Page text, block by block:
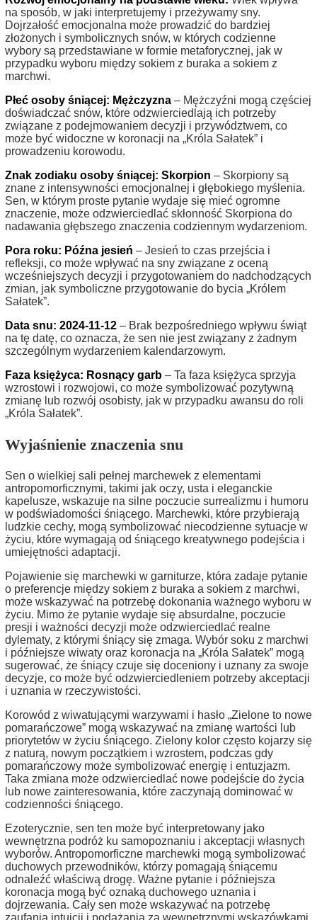
na sposób, w jaki interpretujemy i przeżywamy sny.
Dojrzałość emocjonalna może prowadzić do bardziej
złożonych i symbolicznych snów, w których codzienne
wybory są przedstawiane w formie metaforycznej, jak w
przypadku wyboru między sokiem z buraka a sokiem z
marchwi.
Płeć osoby śniącej: Mężczyzna – Mężczyźni mogą częściej
doświadczać snów, które odzwierciedlają ich potrzeby
związane z podejmowaniem decyzji i przywództwem, co
może być widoczne w koronacji na „Króla Sałatek” i
prowadzeniu korowodu.
Znak zodiaku osoby śniącej: Skorpion – Skorpiony są
znane z intensywności emocjonalnej i głębokiego myślenia.
Sen, w którym proste pytanie wydaje się mieć ogromne
znaczenie, może odzwierciedlać skłonność Skorpiona do
nadawania głębszego znaczenia codziennym wydarzeniom.
Pora roku: Późna jesień – Jesień to czas przejścia i
refleksji, co może wpływać na sny związane z oceną
wcześniejszych decyzji i przygotowaniem do nadchodzących
zmian, jak symboliczne przygotowanie do bycia „Królem
Sałatek”.
Data snu: 2024-11-12 – Brak bezpośredniego wpływu świąt
na tę datę, co oznacza, że sen nie jest związany z żadnym
szczególnym wydarzeniem kalendarzowym.
Faza księżyca: Rosnący garb – Ta faza księżyca sprzyja
wzrostowi i rozwojowi, co może symbolizować pozytywną
zmianę lub rozwój osobisty, jak w przypadku awansu do roli
„Króla Sałatek”.
Wyjaśnienie znaczenia snu
Sen o wielkiej sali pełnej marchewek z elementami
antropomorficznymi, takimi jak oczy, usta i eleganckie
kapelusze, wskazuje na silne poczucie surrealizmu i humoru
w podświadomości śniącego. Marchewki, które przybierają
ludzkie cechy, mogą symbolizować niecodzienne sytuacje w
życiu, które wymagają od śniącego kreatywnego podejścia i
umiejętności adaptacji.
Pojawienie się marchewki w garniturze, która zadaje pytanie
o preferencje między sokiem z buraka a sokiem z marchwi,
może wskazywać na potrzebę dokonania ważnego wyboru w
życiu. Mimo że pytanie wydaje się absurdalne, poczucie
presji i ważności decyzji może odzwierciedlać realne
dylematy, z którymi śniący się zmaga. Wybór soku z marchwi
i późniejsze wiwaty oraz koronacja na „Króla Sałatek” mogą
sugerować, że śniący czuje się doceniony i uznany za swoje
decyzje, co może być odzwierciedleniem potrzeby akceptacji
i uznania w rzeczywistości.
Korowód z wiwatującymi warzywami i hasło „Zielone to nowe
pomarańczowe” mogą wskazywać na zmianę wartości lub
priorytetów w życiu śniącego. Zielony kolor często kojarzy się
z naturą, nowym początkiem i wzrostem, podczas gdy
pomarańczowy może symbolizować energię i entuzjazm.
Taka zmiana może odzwierciedlać nowe podejście do życia
lub nowe zainteresowania, które zaczynają dominować w
codzienności śniącego.
Ezoterycznie, sen ten może być interpretowany jako
wewnętrzna podróż ku samopoznaniu i akceptacji własnych
wyborów. Antropomorficzne marchewki mogą symbolizować
duchowych przewodników, którzy pomagają śniącemu
odnaleźć właściwą drogę. Ważne pytanie i późniejsza
koronacja mogą być oznaką duchowego uznania i
dojrzewania. Cały sen może wskazywać na potrzebę